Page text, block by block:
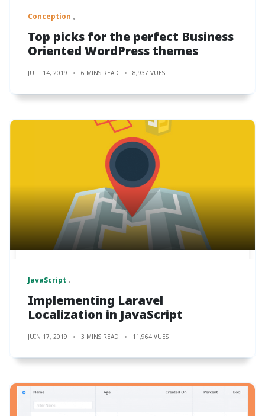
Conception
Top picks for the perfect Business
Oriented WordPress themes
JUIL. 14, 2019 6 MINS READ 8,937 VUES
JavaScript
Implementing Laravel
Localization in JavaScript
JUIN 17, 2019 3 MINS READ 11,964 VUES